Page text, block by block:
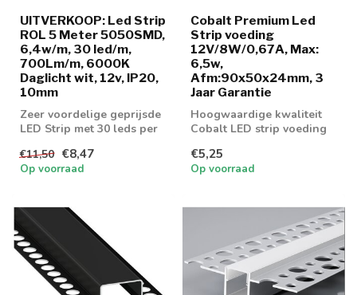
UITVERKOOP: Led Strip
ROL 5 Meter 5050SMD,
6,4w/m, 30 led/m,
700Lm/m, 6000K
Daglicht wit, 12v, IP20,
10mm
Zeer voordelige geprijsde
LED Strip met 30 leds per
licht...
€11,50 €8,47
Op voorraad
Cobalt Premium Led
Strip voeding
12V/8W/0,67A, Max:
6,5w,
Afm:90x50x24mm, 3
Jaar Garantie
Hoogwaardige kwaliteit
Cobalt LED strip voeding
€5,25
Op voorraad